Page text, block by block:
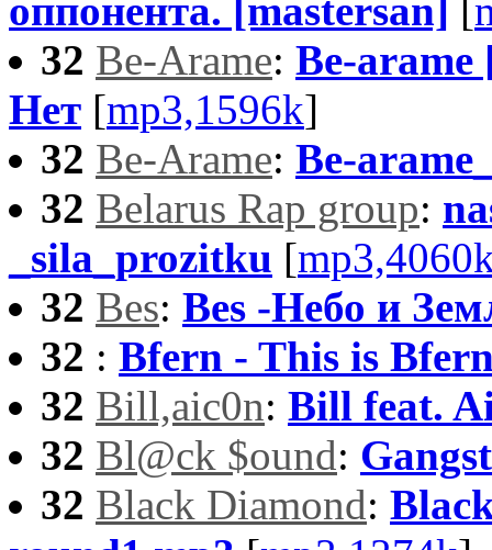
оппонента. [mastersan] [
32 Be-Arame: Be-
Нет [mp3,1596k]
32 Be-Arame: Be-
32 Belarus Rap group:
_sila_prozitku [
32 Bes: Bes -Небо и
32 : Bfern - This is
32 Bill,aic0n: Bill feat.
32 Bl@ck $ound:
32 Black Diamond: